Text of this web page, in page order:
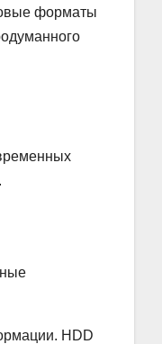
форматы
HDD